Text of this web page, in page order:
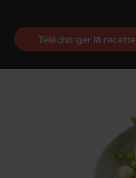
Télécharger la recette